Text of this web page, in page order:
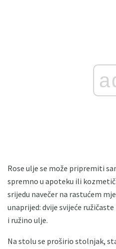
Rose ulje se može pripremiti
spremno u apoteku ili
srijedu navečer na rastućem
unaprijed: dvije svijeće
i ružino ulje.
Na stolu se proširio stolnjak,